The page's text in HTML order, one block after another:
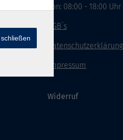
von: 08:00 - 18:00 Uhr
AGB`s
Datenschutzerklärung
Impressum
Widerruf